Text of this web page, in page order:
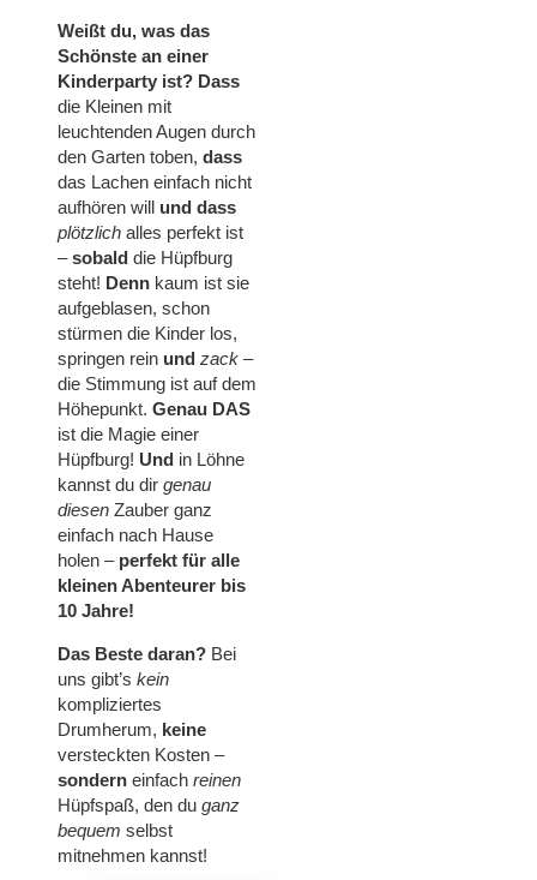
Weißt du, was das
Schönste an einer
Kinderparty ist? Dass
die Kleinen mit
leuchtenden Augen durch
den Garten toben, dass
das Lachen einfach nicht
aufhören will und dass
plötzlich alles perfekt ist
–sobald die Hüpfburg
steht! Denn kaum ist sie
aufgeblasen, schon
stürmen die Kinder los,
springen rein und zack –
die Stimmung ist auf dem
Höhepunkt. Genau DAS
ist die Magie einer
Hüpfburg! Und in Löhne
kannst du dir genau
diesen Zauber ganz
einfach nach Hause
holen – perfekt für alle
kleinen Abenteurer bis
10 Jahre!
Das Beste daran? Bei
uns gibt’s kein
kompliziertes
Drumherum, keine
versteckten Kosten –
sondern einfach reinen
Hüpfspaß, den du ganz
bequem selbst
mitnehmen kannst!